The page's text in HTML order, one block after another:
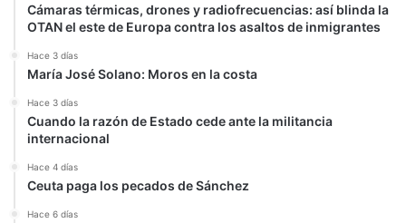
Cámaras térmicas, drones y radiofrecuencias: así blinda la
OTAN el este de Europa contra los asaltos de inmigrantes
Hace 3 días
María José Solano: Moros en la costa
Hace 3 días
Cuando la razón de Estado cede ante la militancia
internacional
Hace 4 días
Ceuta paga los pecados de Sánchez
Hace 6 días